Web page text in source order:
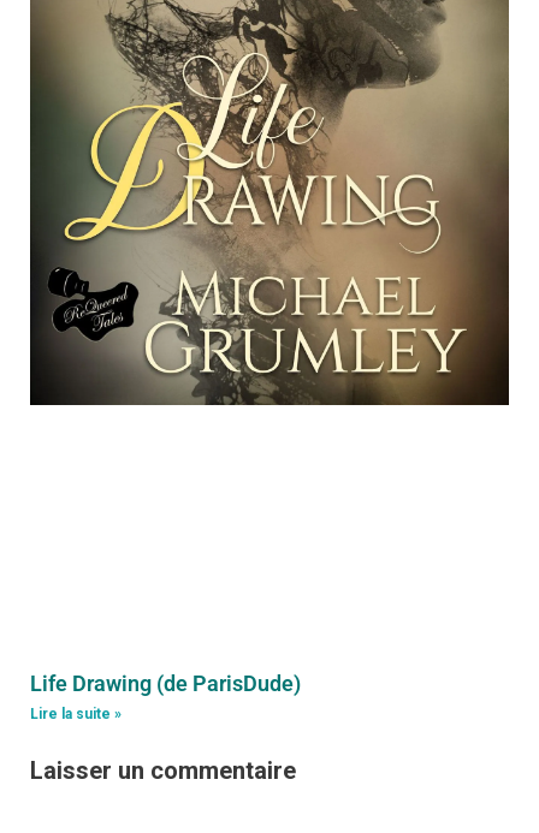
Life Drawing (de ParisDude)
Lire la suite »
Laisser un commentaire